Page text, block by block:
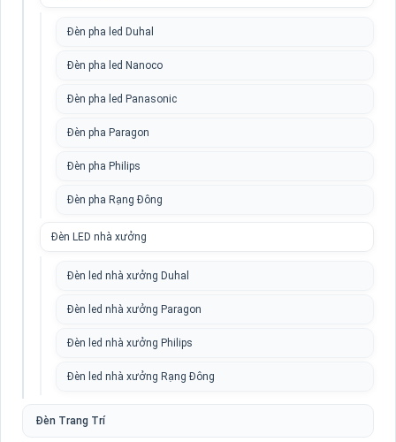
Đèn pha led Duhal
Đèn pha led Nanoco
Đèn pha led Panasonic
Đèn pha Paragon
Đèn pha Philips
Đèn pha Rạng Đông
Đèn LED nhà xưởng
Đèn led nhà xưởng Duhal
Đèn led nhà xưởng Paragon
Đèn led nhà xưởng Philips
Đèn led nhà xưởng Rạng Đông
Đèn Trang Trí